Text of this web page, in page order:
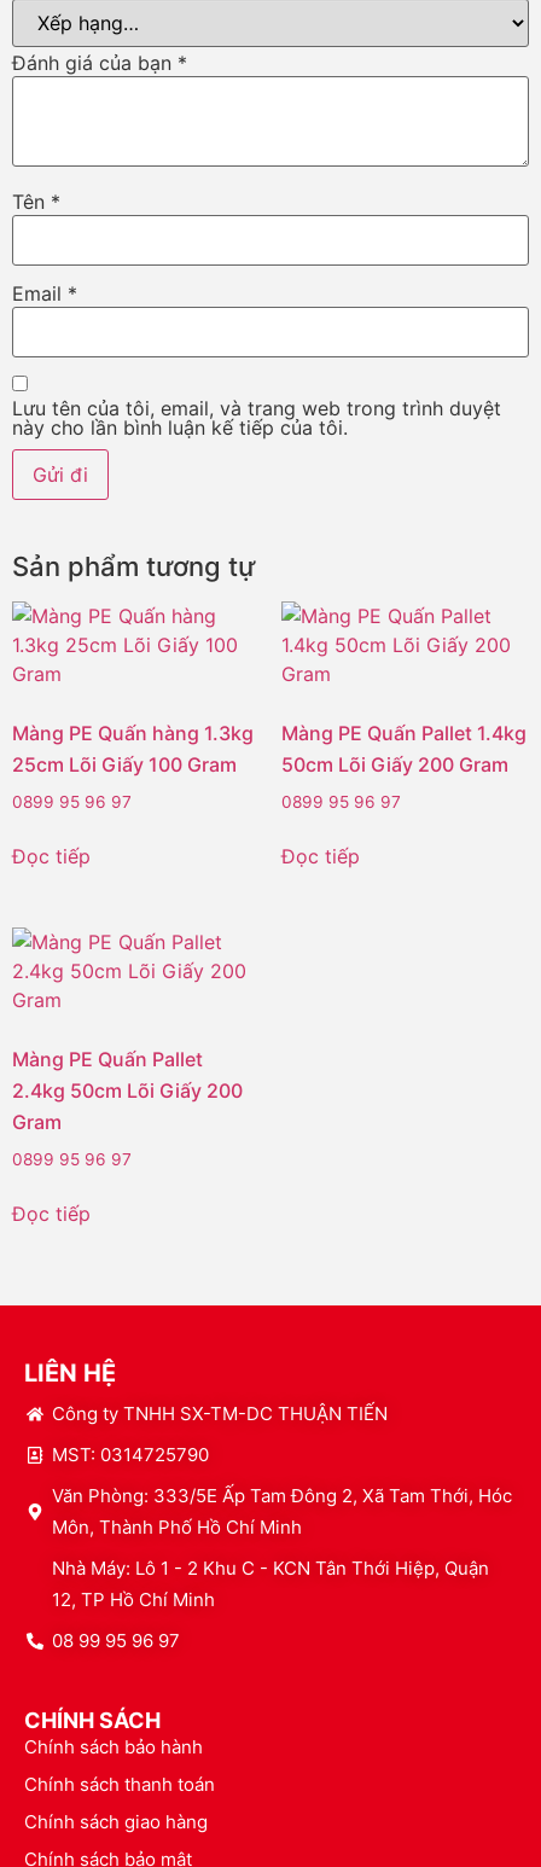
Đánh giá của bạn *
Tên *
Email *
Lưu tên của tôi, email, và trang web trong trình duyệt
này cho lần bình luận kế tiếp của tôi.
Sản phẩm tương tự
Màng PE Quấn hàng 1.3kg
25cm Lõi Giấy 100 Gram
0899 95 96 97
Đọc tiếp
Màng PE Quấn Pallet 1.4kg
50cm Lõi Giấy 200 Gram
0899 95 96 97
Đọc tiếp
Màng PE Quấn Pallet
2.4kg 50cm Lõi Giấy 200
Gram
0899 95 96 97
Đọc tiếp
LIÊN HỆ
Công ty TNHH SX-TM-DC THUẬN TIẾN
MST: 0314725790
Văn Phòng: 333/5E Ấp Tam Đông 2, Xã Tam Thới, Hóc
Môn, Thành Phố Hồ Chí Minh
Nhà Máy: Lô 1 - 2 Khu C - KCN Tân Thới Hiệp, Quận
12, TP Hồ Chí Minh
08 99 95 96 97
CHÍNH SÁCH
Chính sách bảo hành
Chính sách thanh toán
Chính sách giao hàng
Chính sách bảo mật